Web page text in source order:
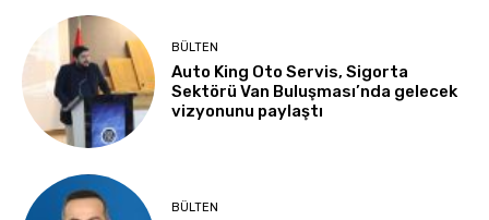
BÜLTEN
Auto King Oto Servis, Sigorta
Sektörü Van Buluşması’nda gelecek
vizyonunu paylaştı
BÜLTEN